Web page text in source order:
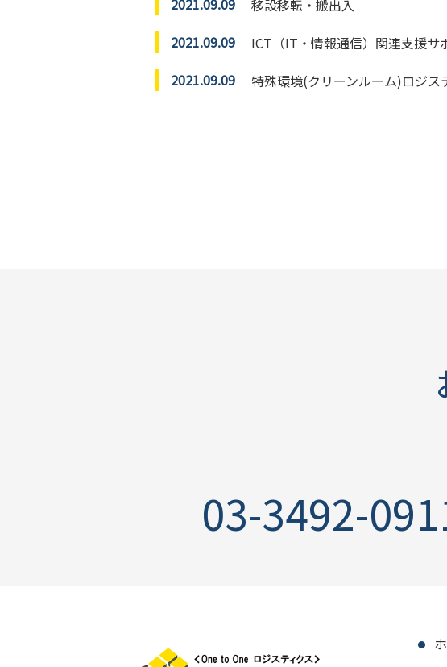
2021.09.09
移設移転・搬出入
2021.09.09
ICT（IT・情報通信）関連支援サ
2021.09.09
特殊環境(クリーンルーム)ロジス
03-3492-